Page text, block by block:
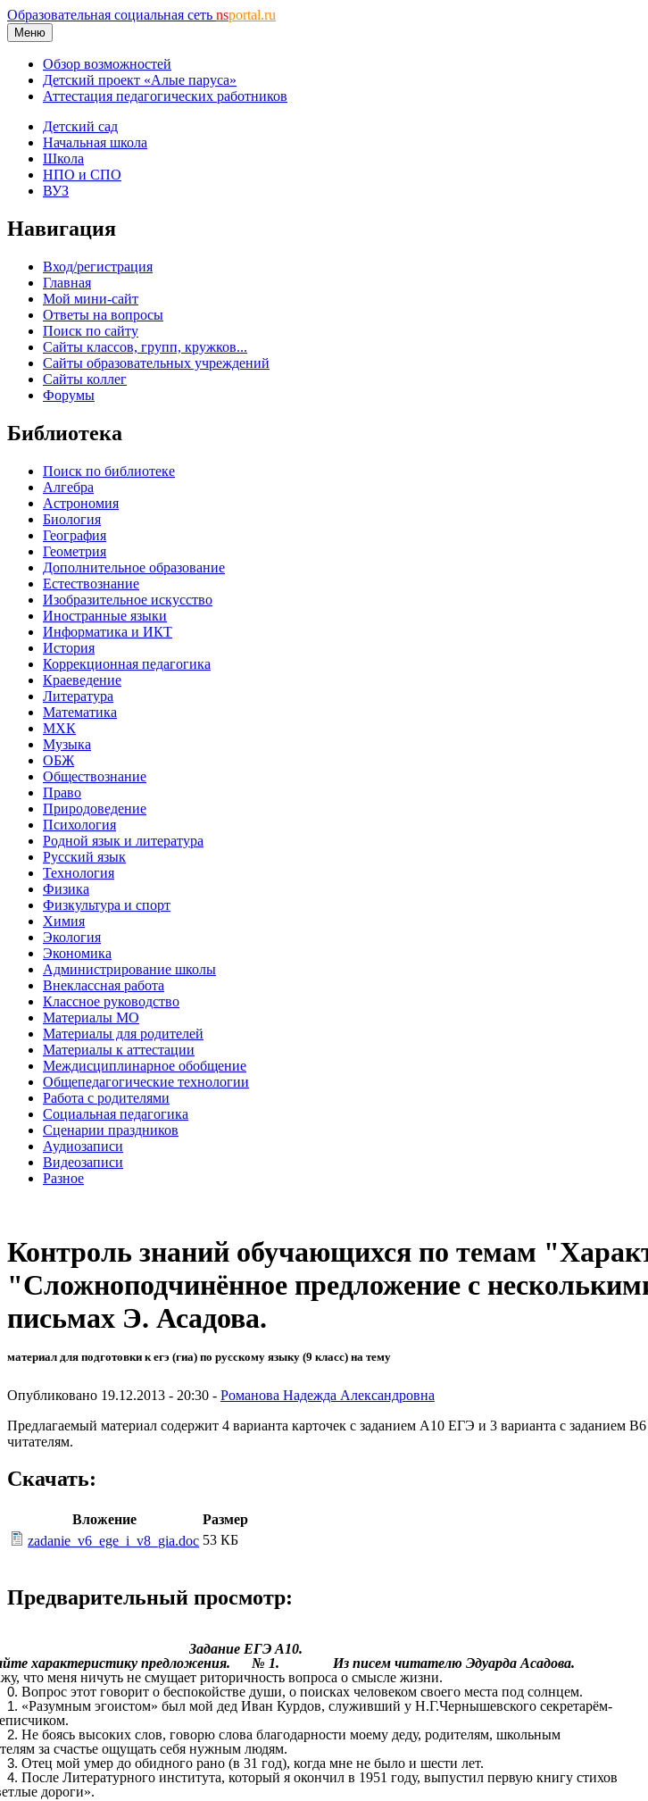
Образовательная социальная сеть nsportal.ru
Меню
Обзор возможностей
Детский проект «Алые паруса»
Аттестация педагогических работников
Детский сад
Начальная школа
Школа
НПО и СПО
ВУЗ
Навигация
Вход/регистрация
Главная
Мой мини-сайт
Ответы на вопросы
Поиск по сайту
Сайты классов, групп, кружков...
Сайты образовательных учреждений
Сайты коллег
Форумы
Библиотека
Поиск по библиотеке
Алгебра
Астрономия
Биология
География
Геометрия
Дополнительное образование
Естествознание
Изобразительное искусство
Иностранные языки
Информатика и ИКТ
История
Коррекционная педагогика
Краеведение
Литература
Математика
МХК
Музыка
ОБЖ
Обществознание
Право
Природоведение
Психология
Родной язык и литература
Русский язык
Технология
Физика
Физкультура и спорт
Химия
Экология
Экономика
Администрирование школы
Внеклассная работа
Классное руководство
Материалы МО
Материалы для родителей
Материалы к аттестации
Междисциплинарное обобщение
Общепедагогические технологии
Работа с родителями
Социальная педагогика
Сценарии праздников
Аудиозаписи
Видеозаписи
Разное
Контроль знаний обучающихся по темам
"Сложноподчинённое предложение с
письмах Э. Асадова.
материал для подготовки к егэ (гиа) по русскому языку (9 класс) на тему
Опубликовано 19.12.2013 - 20:30 - Романова Надежда Александровна
Предлагаемый материал содержит 4 варианта карточек с заданием А10 ЕГЭ и 3 варианта с
читателям.
Скачать:
Вложение
Размер
zadanie_v6_ege_i_v8_gia.doc 53 КБ
Предварительный просмотр:
Задание ЕГЭ А10.
характеристику предложения. № 1. Из писем читателю Эдуарда Асадова.
что меня ничуть не смущает риторичность вопроса о смысле жизни.
Вопрос этот говорит о беспокойстве души, о поисках человеком своего места под солнцем.
«Разумным эгоистом» был мой дед Иван Курдов, служивший у Н.Г.Чернышевского секретарём-
Не боясь высоких слов, говорю слова благодарности моему деду, родителям, школьным
за счастье ощущать себя нужным людям.
Отец мой умер до обидного рано (в 31 год), когда мне не было и шести лет.
После Литературного института, который я окончил в 1951 году, выпустил первую книгу стихов
дороги».